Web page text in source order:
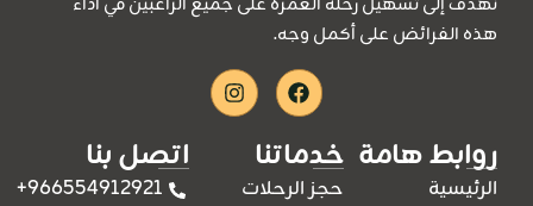
نهدف إلى تسهيل رحلة العمرة على جميع الراغبين في أداء
هذه الفرائض على أكمل وجه.
Facebook
Instagram
روابط هامة
الرئيسية
خدماتنا
حجز الرحلات
اتصل بنا
966554912921+